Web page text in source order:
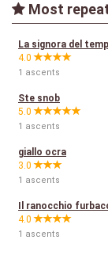
Most
La signora del
4.0
1 ascents
Ste snob
5.0
1 ascents
giallo ocra
3.0
1 ascents
Il ranocchio
4.0
1 ascents